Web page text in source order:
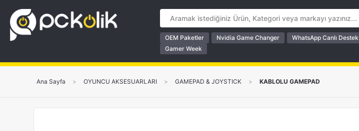
OEM Paketler Nvidia Game Changer WhatsApp Canlı Destek
Gamer Week
Ana Sayfa > OYUNCU AKSESUARLARI > GAMEPAD & JOYSTICK > KABLOLU GAMEPAD